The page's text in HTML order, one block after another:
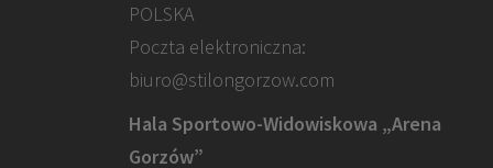
POLSKA
Poczta elektroniczna:
biuro@stilongorzow.com
Hala Sportowo-Widowiskowa „Arena
Gorzów”